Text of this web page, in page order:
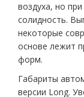
воздуха, но
солидность.
некоторые
основе лежит
форм.
Габариты
версии Long.